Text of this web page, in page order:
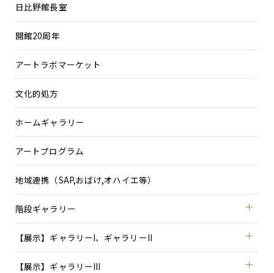
日比野館長室
開館20周年
アートラボマーケット
文化的処方
ホームギャラリー
アートプログラム
地域連携（SAP,おばけ,オハイエ等）
階段ギャラリー
【展示】ギャラリーI、ギャラリーII
【展示】ギャラリーIII